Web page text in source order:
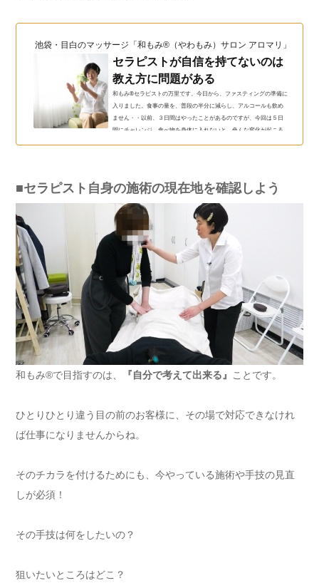
池袋・目白のマッサージ「和もみ®（やわもみ）サロン アロマリ」（和
セラピストが自信を持てないのは
教え方に問題がある
和もみ®セラピストの万里です。今日から、ファスティングの準備に
入りました。食事の量を、普段の半分に減らし、アルコールも飲め
ません・・以前、３日間はやったことがあるのですが、今回は５日
間にチャレンジ。食べ物を身体に入れないと、色んな変化が起こる
ったようにやって...
■セラピスト自身の施術の現在地を確認しよう
和もみ®で目指すのは、 『自分で考えて出来る』 ことです。
ひとりひとり違う目の前のお客様に、その場で対応できなけれ
ば仕事になりませんからね。
そのチカラを付けるためにも、今やっている施術や手技の見直
しが必須！
その手技は何をしたいの？
狙いたいところはどこ？